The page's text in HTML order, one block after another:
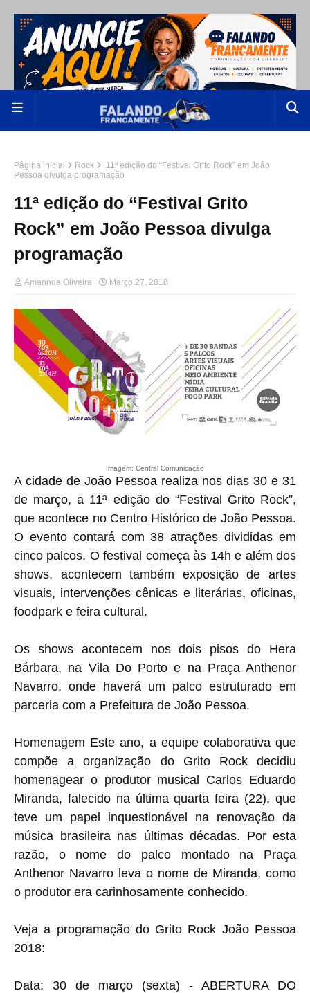
Página inicial Rock
11ª edição do “Festival Grito Rock” em João
Pessoa divulga programação
11ª edição do “Festival Grito
Rock” em João Pessoa divulga
programação
Amannda Oliveira Março 27, 2018
Imagem: Central Comunicação
A cidade de João Pessoa realiza nos dias 30 e 31
de março, a 11ª edição do “Festival Grito Rock”,
que acontece no Centro Histórico de João Pessoa.
O evento contará com 38 atrações divididas em
cinco palcos. O festival começa às 14h e além dos
shows, acontecem também exposição de artes
visuais, intervenções cênicas e literárias, oficinas,
foodpark e feira cultural.
Os shows acontecem nos dois pisos do Hera
Bárbara, na Vila Do Porto e na Praça Anthenor
Navarro, onde haverá um palco estruturado em
parceria com a Prefeitura de João Pessoa.
Homenagem Este ano, a equipe colaborativa que
compõe a organização do Grito Rock decidiu
homenagear o produtor musical Carlos Eduardo
Miranda, falecido na última quarta feira (22), que
teve um papel inquestionável na renovação da
música brasileira nas últimas décadas. Por esta
razão, o nome do palco montado na Praça
Anthenor Navarro leva o nome de Miranda, como
o produtor era carinhosamente conhecido.
Veja a programação do Grito Rock João Pessoa
2018:
Data: 30 de março (sexta) - ABERTURA DO